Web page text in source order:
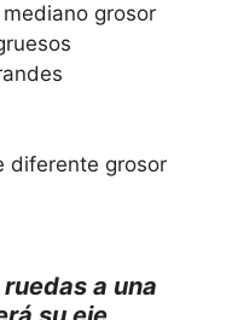
grosor
diferente grosor
a una